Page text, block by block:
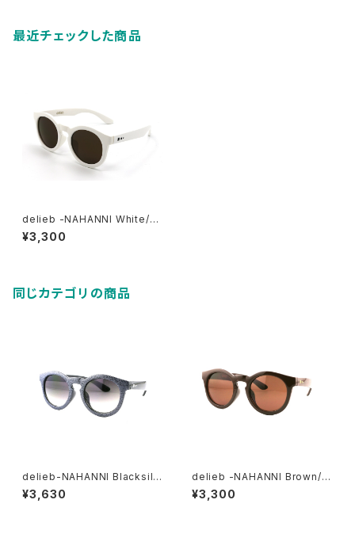
最近チェックした商品
delieb -NAHANNI White/Br
own- KIDSsize
¥3,300
同じカテゴリの商品
delieb-NAHANNI Blacksilv
erGlitter/Smokehalf- BAB
Ysize
¥3,630
delieb -NAHANNI Brown/Br
own- KIDSsize
¥3,300